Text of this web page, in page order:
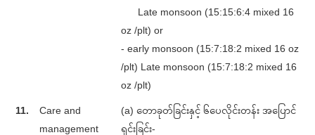
Late monsoon (15:15:6:4 mixed 16
oz /plt) or
- early monsoon (15:7:18:2 mixed 16 oz
/plt) Late monsoon (15:7:18:2 mixed 16
oz /plt)
11.
Care and
management
(a) တောခုတ်ခြင်းနှင့် ၆ပေလိုင်းတန်း အပြောင်
ရှင်းခြင်း-